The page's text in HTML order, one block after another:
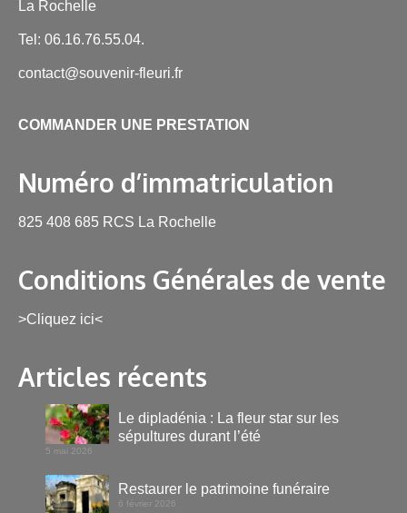
La Rochelle
Tel: 06.16.76.55.04.
contact@souvenir-fleuri.fr
COMMANDER UNE PRESTATION
Numéro d’immatriculation
825 408 685 RCS La Rochelle
Conditions Générales de vente
>Cliquez ici<
Articles récents
Le dipladénia : La fleur star sur les
sépultures durant l’été
5 mai 2026
Restaurer le patrimoine funéraire
6 février 2026